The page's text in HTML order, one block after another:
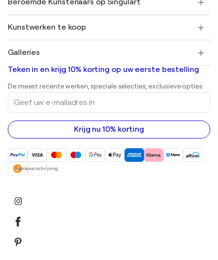
+31 20 241 4758
Singulart Magazine
Werken bij SINGULART
Ontdek gecureerde originele kunst
Inloggen als Artiest
Beroemde Kunstenaars op Singulart
Marc Chagall
Banksy
Mr. Brainwash
Shepard Fairey
Kunstwerken te koop
Abstracte schilderijen te koop
Landschapsschilderijen
Beelden
Acrylverfschilderijen
Galleries
Kunstgaleries in Nederland
Teken in en krijg 10% korting op uw eerste bestelling
De meest recente werken, speciale selecties, exclusieve opties.
Geef
uw
e-
mailadres
in
Krijg nu 10% korting
Bankoverschrijving